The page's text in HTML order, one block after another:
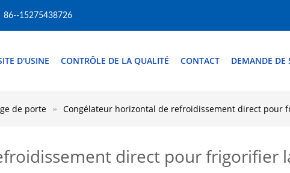
86--15275438726
D'USINE CONTRÔLE DE LA QUALITÉ CONTACT DEMANDE DE
de porte Congélateur horizontal de refroidissement direct
direct pour frigorifier